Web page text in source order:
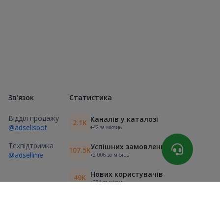
Зв'язок
Відділ продажу
@adsellsbot
Техпідтримка
@adsellme
Статистика
2.1K Каналів у каталозі
+42 за місяць
107.5KУспішних замовлень
+2 006 за місяць
49K Нових користувачів
+371 за місяць